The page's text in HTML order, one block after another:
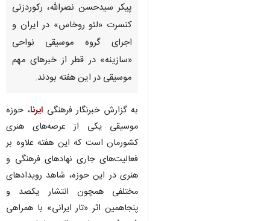
پیکر سیدحسن نصرالله، رکوردزنی
کنسرت «لئو روخاس» در ایران و
اجرای گروه موسیقی نواحی
«سازینه» در قطر از خبرهای مهم
موسیقی در این هفته بودند.
به گزارش خبرنگار فرهنگیایرنا، حوزه
موسیقی یکی از عرصه‌های هنری
کشورمان است که این هفته علاوه بر
فعالیت‌های جاری نهادهای فرهنگی و
هنری در این حوزه، شاهد رویدادهای
مختلفی همچون انتشار یکصد و
پنجاهمین اثر «تار ایرانی» با همراهی